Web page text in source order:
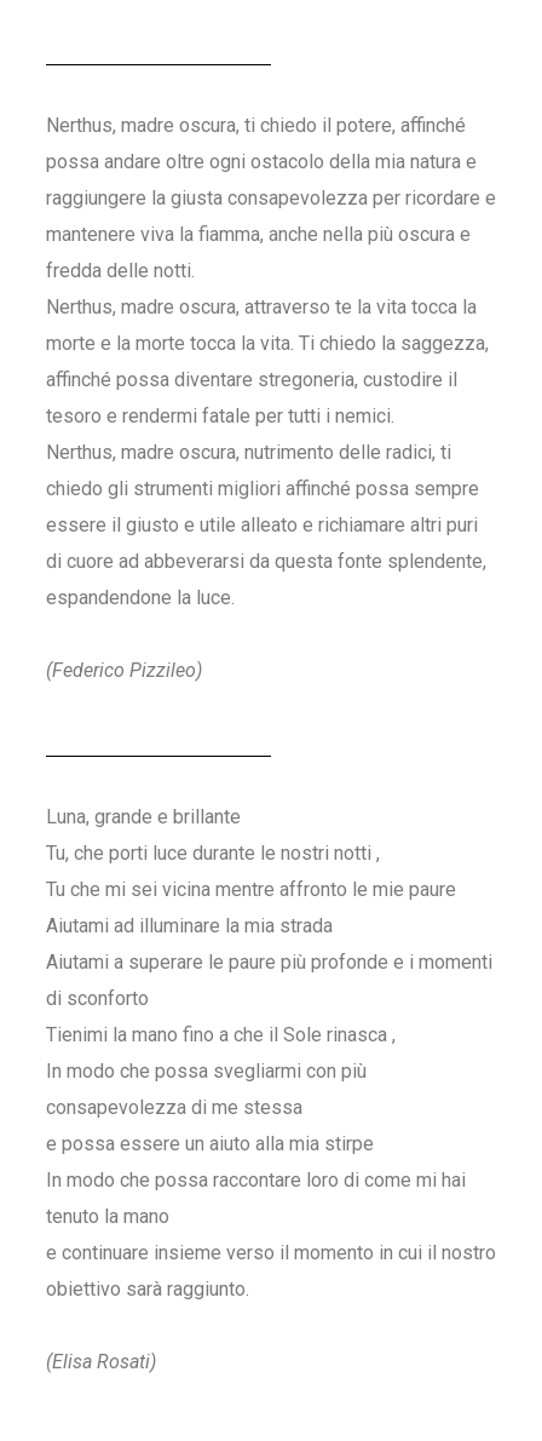
Nerthus, madre oscura, ti chiedo il potere, affinché
possa andare oltre ogni ostacolo della mia natura e
raggiungere la giusta consapevolezza per ricordare e
mantenere viva la fiamma, anche nella più oscura e
fredda delle notti.
Nerthus, madre oscura, attraverso te la vita tocca la
morte e la morte tocca la vita. Ti chiedo la saggezza,
affinché possa diventare stregoneria, custodire il
tesoro e rendermi fatale per tutti i nemici.
Nerthus, madre oscura, nutrimento delle radici, ti
chiedo gli strumenti migliori affinché possa sempre
essere il giusto e utile alleato e richiamare altri puri
di cuore ad abbeverarsi da questa fonte splendente,
espandendone la luce.
(Federico Pizzileo)
Luna, grande e brillante
Tu, che porti luce durante le nostri notti ,
Tu che mi sei vicina mentre affronto le mie paure
Aiutami ad illuminare la mia strada
Aiutami a superare le paure più profonde e i momenti
di sconforto
Tienimi la mano fino a che il Sole rinasca ,
In modo che possa svegliarmi con più
consapevolezza di me stessa
e possa essere un aiuto alla mia stirpe
In modo che possa raccontare loro di come mi hai
tenuto la mano
e continuare insieme verso il momento in cui il nostro
obiettivo sarà raggiunto.
(Elisa Rosati)